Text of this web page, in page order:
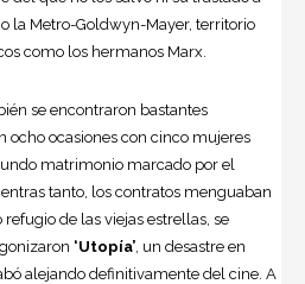
la Metro-Goldwyn-Mayer, territorio
como los hermanos Marx.
se encontraron bastantes
ocho ocasiones con cinco mujeres
matrimonio marcado por el
tanto, los contratos menguaban
de las viejas estrellas, se
‘Utopía’ , un desastre en
alejando definitivamente del cine. A